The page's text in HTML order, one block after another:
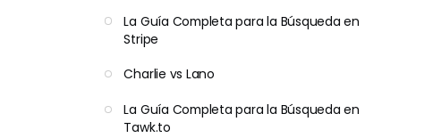
La Guía Completa para la Búsqueda en
Stripe
Charlie vs Lano
La Guía Completa para la Búsqueda en
Tawk.to